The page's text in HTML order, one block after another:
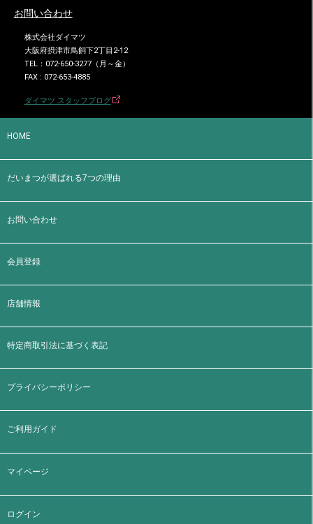
お問い合わせ
株式会社ダイマツ
大阪府摂津市鳥飼下2丁目2-12
TEL：072-650-3277（月～金）
FAX : 072-653-4885
ダイマツ スタッフブログ
HOME
だいまつが選ばれる7つの理由
お問い合わせ
会員登録
店舗情報
特定商取引法に基づく表記
プライバシーポリシー
ご利用ガイド
マイページ
ログイン